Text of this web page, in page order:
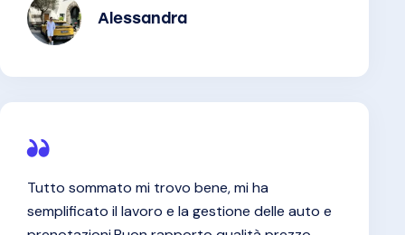
Alessandra
Tutto sommato mi trovo bene, mi ha
semplificato il lavoro e la gestione delle auto e